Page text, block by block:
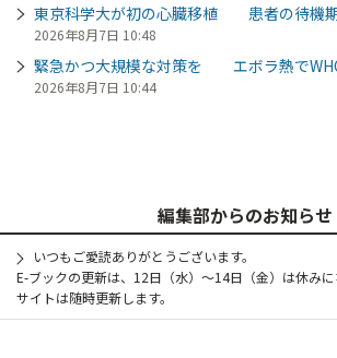
東京科学大が初の心臓移植 患者の待機
2026年8月7日 10:48
緊急かつ大規模な対策を エボラ熱で
2026年8月7日 10:44
編集部からのお知らせ
いつもご愛読ありがとうございます。
E-ブックの更新は、12日（水）～14日（金）は休み
サイトは随時更新します。